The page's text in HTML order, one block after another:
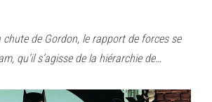
chute de Gordon, le rapport de forces se
qu’il s’agisse de la hiérarchie de…